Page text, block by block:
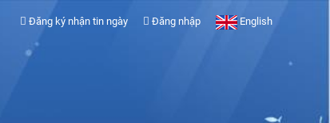
Đăng ký nhận tin ngày Đăng nhập English